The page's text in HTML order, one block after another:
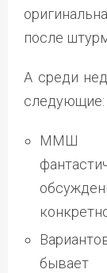
после
А среди
следующие:
ММШ
бывает